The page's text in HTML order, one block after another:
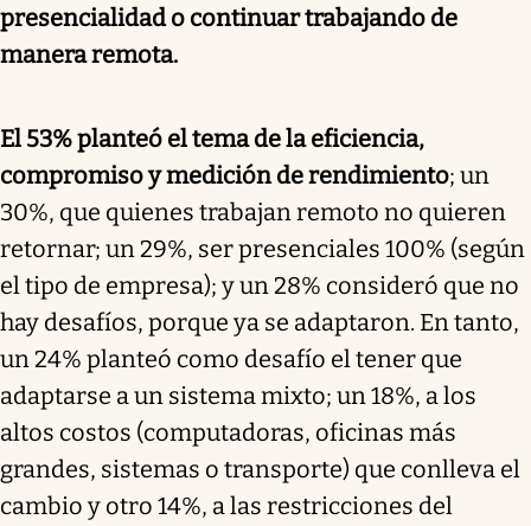
presencialidad o continuar trabajando de
manera remota.
El 53% planteó el tema de la eficiencia,
compromiso y medición de rendimiento; un
30%, que quienes trabajan remoto no quieren
retornar; un 29%, ser presenciales 100% (según
el tipo de empresa); y un 28% consideró que no
hay desafíos, porque ya se adaptaron. En tanto,
un 24% planteó como desafío el tener que
adaptarse a un sistema mixto; un 18%, a los
altos costos (computadoras, oficinas más
grandes, sistemas o transporte) que conlleva el
cambio y otro 14%, a las restricciones del